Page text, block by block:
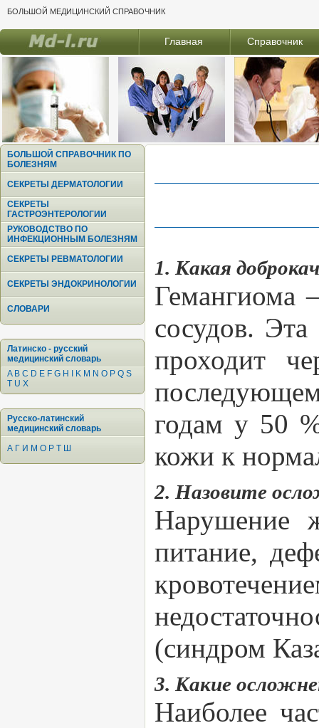
БОЛЬШОЙ МЕДИЦИНСКИЙ СПРАВОЧНИК
Главная Справочник
БОЛЬШОЙ СПРАВОЧНИК ПО
БОЛЕЗНЯМ
СЕКРЕТЫ ДЕРМАТОЛОГИИ
СЕКРЕТЫ
ГАСТРОЭНТЕРОЛОГИИ
РУКОВОДСТВО ПО
ИНФЕКЦИОННЫМ БОЛЕЗНЯМ
СЕКРЕТЫ РЕВМАТОЛОГИИ
СЕКРЕТЫ ЭНДОКРИНОЛОГИИ
СЛОВАРИ
Латинско - русский
медицинский словарь
A B C D E F G H K M N O P Q S
T U X
Русско-латинский
медицинский словарь
А Г И М О Р Т Ш
1. Какая
Гемангиома
сосудов. Эта
проходит
последующем
годам у 50
кожи к
2. Назовите
Нарушение
питание,
(синдром
3. Какие
Наиболее